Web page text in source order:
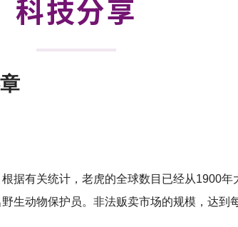
科技分享
据有关统计，老虎的全球数目已经从1900年
生动物保护员。非法贩卖市场的规模，达到